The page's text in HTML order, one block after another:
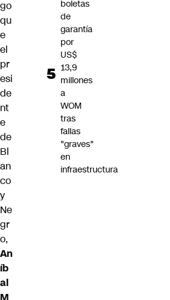
go
qu
e
el
pr
esi
de
nt
e
de
Bl
an
co
y
Ne
gr
o,
An
íb
al
M
boletas
de
garantía
por
US$
13,9
millones
a
WOM
tras
fallas
"graves"
en
infraestructura